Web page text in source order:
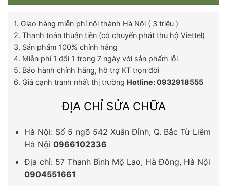
1. Giao hàng miễn phí nội thành Hà Nội ( 3 triệu )
2. Thanh toán thuận tiện (có chuyển phát thu hộ Viettel)
3. Sản phẩm 100% chính hãng
4. Miễn phí 1 đổi 1 trong 7 ngày với sản phẩm lỗi
5. Bảo hành chính hãng, hỗ trợ KT trọn đời
6. Giá cạnh tranh nhất thị trường Hotline: 0932918555
ĐỊA CHỈ SỬA CHỮA
Hà Nội: Số 5 ngõ 542 Xuân Đỉnh, Q. Bắc Từ Liêm
Hà Nội 0966102336
Địa chỉ: 57 Thanh Bình Mộ Lao, Hà Đông, Hà Nội
0904551661